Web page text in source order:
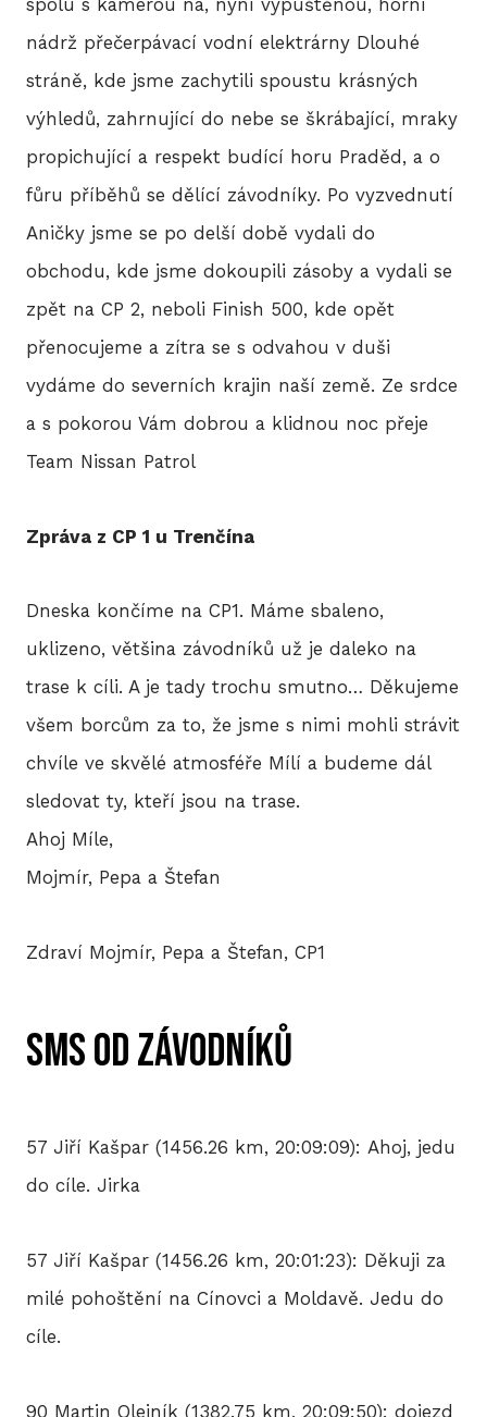
spolu s kamerou na, nyní vypuštěnou, horní
nádrž přečerpávací vodní elektrárny Dlouhé
stráně, kde jsme zachytili spoustu krásných
výhledů, zahrnující do nebe se škrábající, mraky
propichující a respekt budící horu Praděd, a o
fůru příběhů se dělící závodníky. Po vyzvednutí
Aničky jsme se po delší době vydali do
obchodu, kde jsme dokoupili zásoby a vydali se
zpět na CP 2, neboli Finish 500, kde opět
přenocujeme a zítra se s odvahou v duši
vydáme do severních krajin naší země. Ze srdce
a s pokorou Vám dobrou a klidnou noc přeje
Team Nissan Patrol
Zpráva z CP 1 u Trenčína
Dneska končíme na CP1. Máme sbaleno,
uklizeno, většina závodníků už je daleko na
trase k cíli. A je tady trochu smutno… Děkujeme
všem borcům za to, že jsme s nimi mohli strávit
chvíle ve skvělé atmosféře Mílí a budeme dál
sledovat ty, kteří jsou na trase.
Ahoj Míle,
Mojmír, Pepa a Štefan
Zdraví Mojmír, Pepa a Štefan, CP1
SMS od závodníků
57 Jiří Kašpar (1456.26 km, 20:09:09): Ahoj, jedu
do cíle. Jirka
57 Jiří Kašpar (1456.26 km, 20:01:23): Děkuji za
milé pohoštění na Cínovci a Moldavě. Jedu do
cíle.
90 Martin Olejník (1382.75 km, 20:09:50): dojezd